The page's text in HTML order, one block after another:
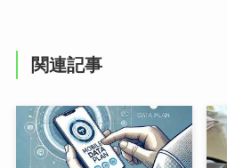
関連記事